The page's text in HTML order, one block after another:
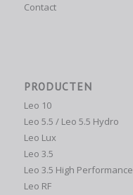
Contact
PRODUCTEN
Leo 10
Leo 5.5 / Leo 5.5 Hydro
Leo Lux
Leo 3.5
Leo 3.5 High Performance
Leo RF